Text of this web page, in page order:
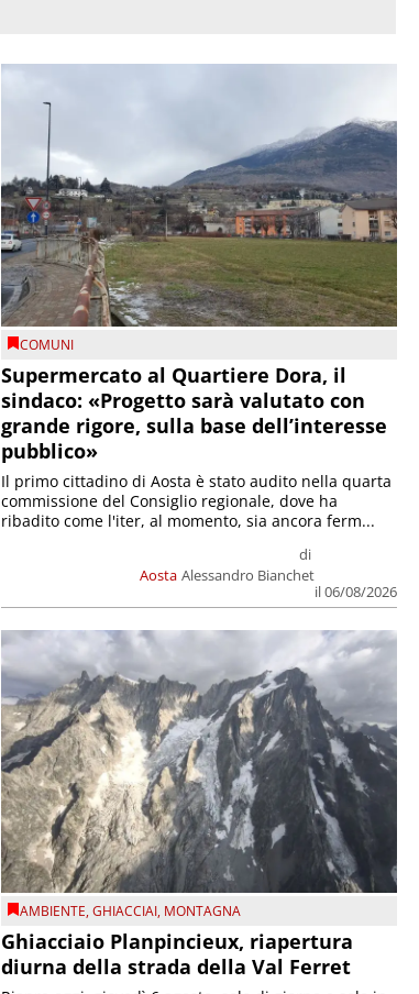
COMUNI
Supermercato al Quartiere Dora, il
sindaco: «Progetto sarà valutato con
grande rigore, sulla base dell’interesse
pubblico»
Aosta
di
Alessandro Bianchet
il 06/08/2026
Il primo cittadino di Aosta è stato audito nella quarta
commissione del Consiglio regionale, dove ha
ribadito come l'iter, al momento, sia ancora ferm...
AMBIENTE,GHIACCIAI, MONTAGNA
Ghiacciaio Planpincieux, riapertura
diurna della strada della Val Ferret